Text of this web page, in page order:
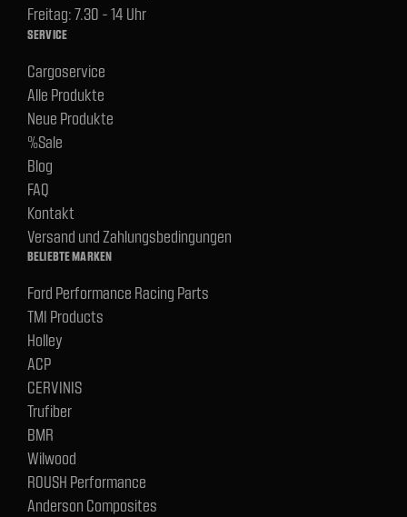
Freitag: 7.30 - 14 Uhr
SERVICE
Cargoservice
Alle Produkte
Neue Produkte
%Sale
Blog
FAQ
Kontakt
Versand und Zahlungsbedingungen
BELIEBTE MARKEN
Ford Performance Racing Parts
TMI Products
Holley
ACP
CERVINIS
Trufiber
BMR
Wilwood
ROUSH Performance
Anderson Composites